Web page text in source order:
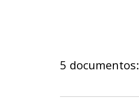
5 documentos: